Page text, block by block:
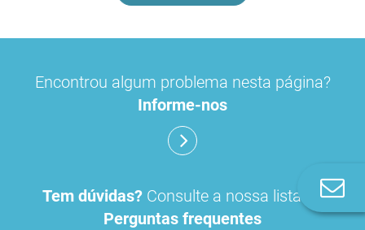
Encontrou algum problema nesta página?
Informe-nos
Tem dúvidas? Consulte a nossa lista de
Perguntas frequentes